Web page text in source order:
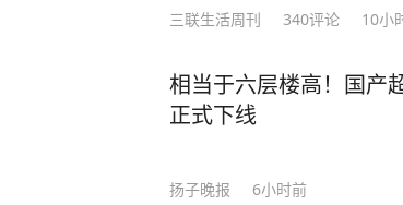
三联生活周刊 340评论 10小
相当于六层楼高！国产
正式下线
扬子晚报 6小时前